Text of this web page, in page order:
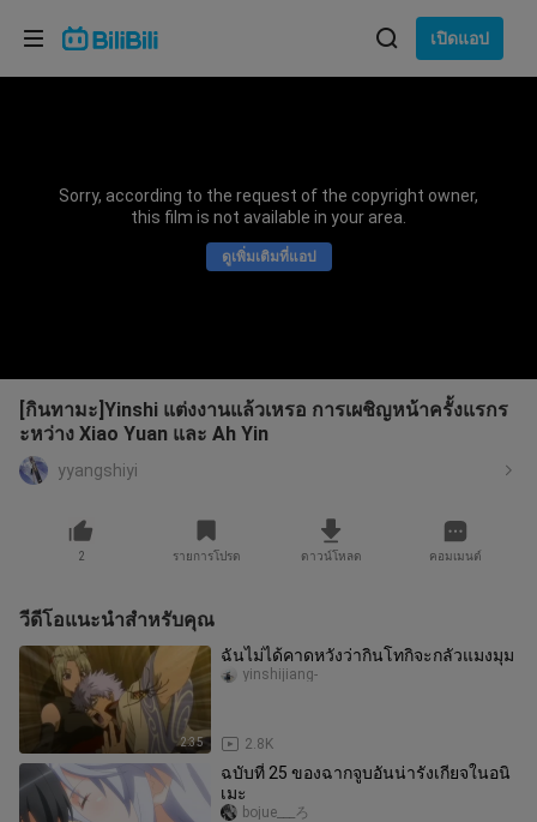
เปิดแอป
Sorry, according to the request of the copyright owner,
this film is not available in your area.
ดูเพิ่มเติมที่แอป
[กินทามะ]Yinshi แต่งงานแล้วเหรอ การเผชิญหน้าครั้งแรกร
ะหว่าง Xiao Yuan และ Ah Yin
yyangshiyi
2 รายการโปรด ดาวน์โหลด คอมเมนต์
วีดีโอแนะนำสำหรับคุณ
2:35
ฉันไม่ได้คาดหวังว่ากินโทกิจะกลัวแมงมุม
2.8K
yinshijiang-
ฉบับที่ 25 ของฉากจูบอันน่ารังเกียจในอนิ
เมะ
bojue___ろ
เลือกภาษา